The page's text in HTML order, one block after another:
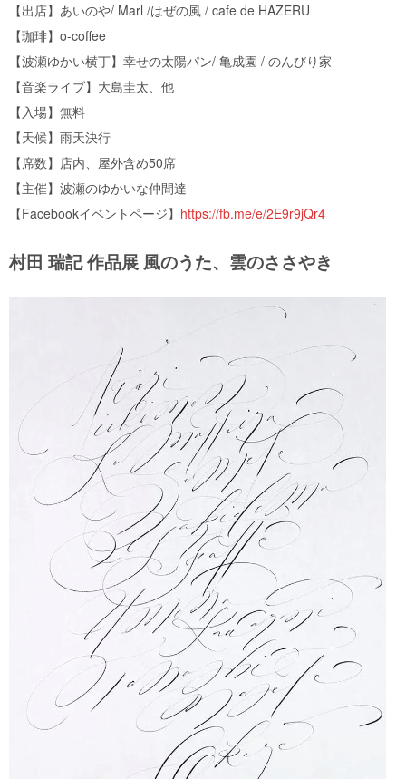
【出店】あいのや/ Marl /はぜの風 / cafe de HAZERU
【珈琲】o-coffee
【波瀬ゆかい横丁】幸せの太陽パン/ 亀成園 / のんびり家
【音楽ライブ】大島圭太、他
【入場】無料
【天候】雨天決行
【席数】店内、屋外含め50席
【主催】波瀬のゆかいな仲間達
【Facebookイベントページ】 https://fb.me/e/2E9r9jQr4
村田 瑞記 作品展 風のうた、雲のささやき